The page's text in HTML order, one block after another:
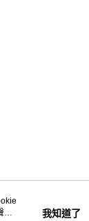
明
我知道了